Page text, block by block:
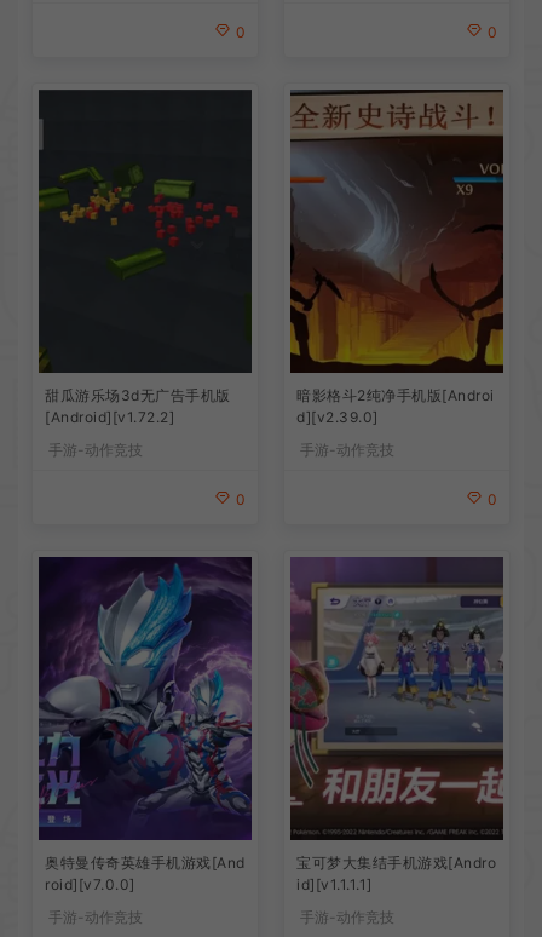
0 0
甜瓜游乐场3d无广告手机版
[Android][v1.72.2]
手游-动作竞技
0
暗影格斗2纯净手机版[Androi
d][v2.39.0]
手游-动作竞技
0
奥特曼传奇英雄手机游戏[And
roid][v7.0.0]
手游-动作竞技
宝可梦大集结手机游戏[Andro
id][v1.1.1.1]
手游-动作竞技